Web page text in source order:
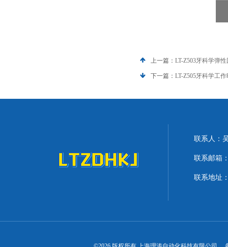
上一篇： LT-Z503牙科学弹
下一篇： LT-Z505牙科学工
联系人：
联系邮箱
联系地址